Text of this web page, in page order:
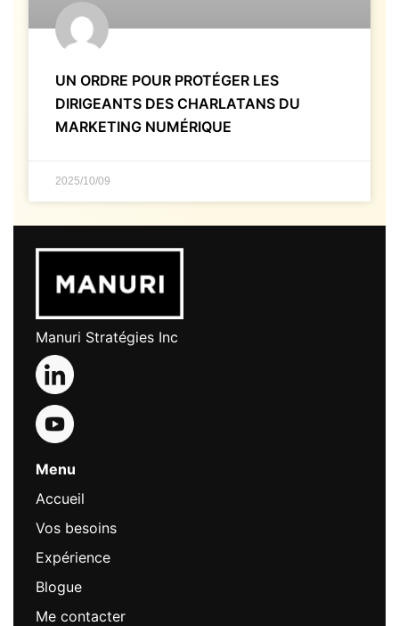
UN ORDRE POUR PROTÉGER LES
DIRIGEANTS DES CHARLATANS DU
MARKETING NUMÉRIQUE
2025/10/09
Manuri Stratégies Inc
Menu
Accueil
Vos besoins
Expérience
Blogue
Me contacter